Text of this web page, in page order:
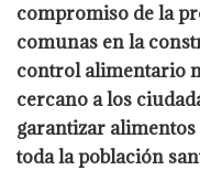
compromiso de la
comunas en la
control alimentario
cercano a los
garantizar
toda la población